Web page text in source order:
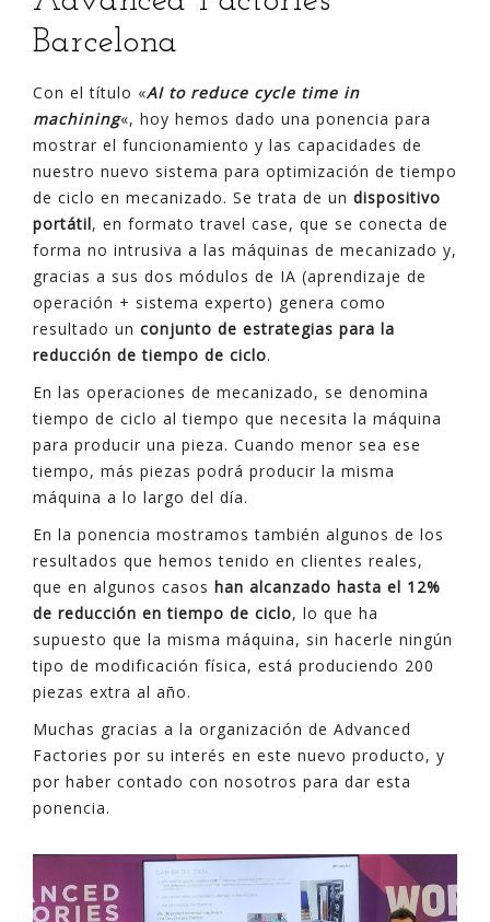
Barcelona
Con el título «AI to reduce cycle time in
machining«, hoy hemos dado una ponencia para
mostrar el funcionamiento y las capacidades de
nuestro nuevo sistema para optimización de tiempo
de ciclo en mecanizado. Se trata de un dispositivo
portátil, en formato travel case, que se conecta de
forma no intrusiva a las máquinas de mecanizado y,
gracias a sus dos módulos de IA (aprendizaje de
operación + sistema experto) genera como
resultado un conjunto de estrategias para la
reducción de tiempo de ciclo.
En las operaciones de mecanizado, se denomina
tiempo de ciclo al tiempo que necesita la máquina
para producir una pieza. Cuando menor sea ese
tiempo, más piezas podrá producir la misma
máquina a lo largo del día.
En la ponencia mostramos también algunos de los
resultados que hemos tenido en clientes reales,
que en algunos casos han alcanzado hasta el 12%
de reducción en tiempo de ciclo, lo que ha
supuesto que la misma máquina, sin hacerle ningún
tipo de modificación física, está produciendo 200
piezas extra al año.
Muchas gracias a la organización de Advanced
Factories por su interés en este nuevo producto, y
por haber contado con nosotros para dar esta
ponencia.